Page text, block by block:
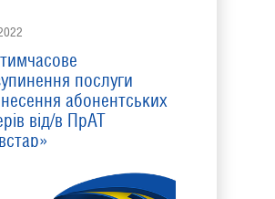
послуги
абонентських
від/в ПрАТ